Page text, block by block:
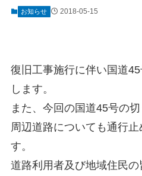
お知らせ 2018-05-15
復旧工事施行に伴い国道
します。
また、今回の国道45号の切
周辺道路についても通行
す。
道路利用者及び地域住民